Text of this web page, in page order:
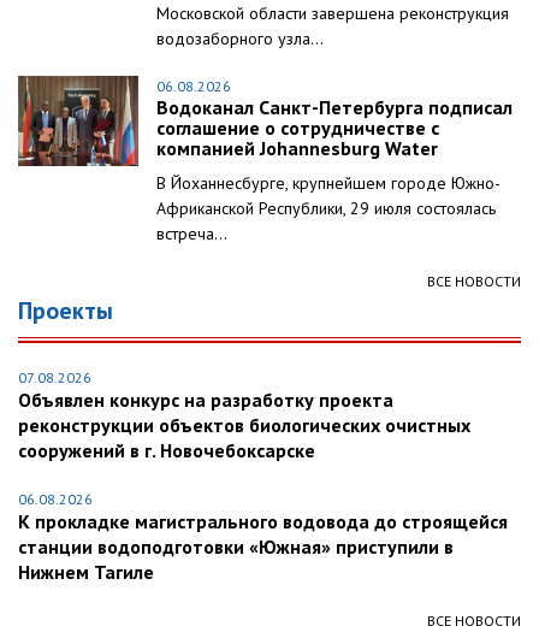
Московской области завершена реконструкция
водозаборного узла...
06.08.2026
Водоканал Санкт-Петербурга подписал
соглашение о сотрудничестве с
компанией Johannesburg Water
В Йоханнесбурге, крупнейшем городе Южно-
Африканской Республики, 29 июля состоялась
встреча...
ВСЕ НОВОСТИ
Проекты
07.08.2026
Объявлен конкурс на разработку проекта
реконструкции объектов биологических очистных
сооружений в г. Новочебоксарске
06.08.2026
К прокладке магистрального водовода до строящейся
станции водоподготовки «Южная» приступили в
Нижнем Тагиле
ВСЕ НОВОСТИ